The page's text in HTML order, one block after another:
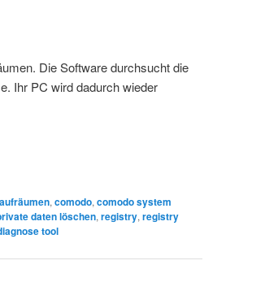
Die Software durchsucht die
Ihr PC wird dadurch wieder
aufräumen,comodo,comodo system
daten löschen,registry,registry
tool